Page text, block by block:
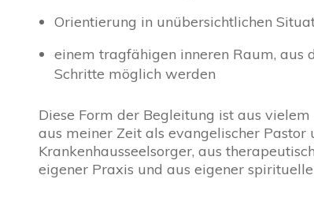
Orientierung in unübersichtlichen
einem tragfähigen inneren Raum, aus
Schritte möglich werden
Diese Form der Begleitung ist aus vielem
aus meiner Zeit als evangelischer Pastor
Krankenhausseelsorger, aus
eigener Praxis und aus eigener